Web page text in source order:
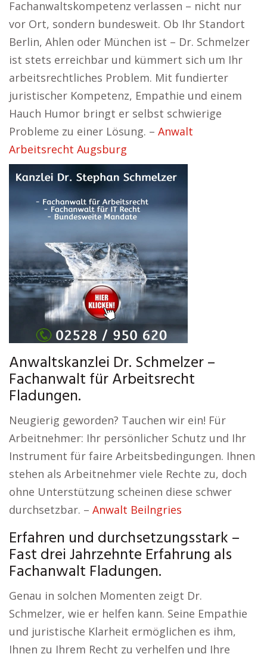
Fachanwaltskompetenz verlassen – nicht nur
vor Ort, sondern bundesweit. Ob Ihr Standort
Berlin, Ahlen oder München ist – Dr. Schmelzer
ist stets erreichbar und kümmert sich um Ihr
arbeitsrechtliches Problem. Mit fundierter
juristischer Kompetenz, Empathie und einem
Hauch Humor bringt er selbst schwierige
Probleme zu einer Lösung. – Anwalt
Arbeitsrecht Augsburg
Anwaltskanzlei Dr. Schmelzer –
Fachanwalt für Arbeitsrecht
Fladungen.
Neugierig geworden? Tauchen wir ein! Für
Arbeitnehmer: Ihr persönlicher Schutz und Ihr
Instrument für faire Arbeitsbedingungen. Ihnen
stehen als Arbeitnehmer viele Rechte zu, doch
ohne Unterstützung scheinen diese schwer
durchsetzbar. – Anwalt Beilngries
Erfahren und durchsetzungsstark –
Fast drei Jahrzehnte Erfahrung als
Fachanwalt Fladungen.
Genau in solchen Momenten zeigt Dr.
Schmelzer, wie er helfen kann. Seine Empathie
und juristische Klarheit ermöglichen es ihm,
Ihnen zu Ihrem Recht zu verhelfen und Ihre